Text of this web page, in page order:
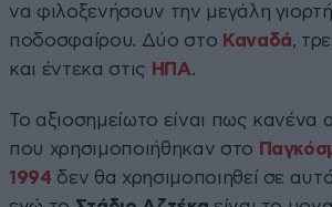
να φιλοξενήσουν την μεγάλη
ποδοσφαίρου. Δύο στο Καναδά,
και έντεκα στις ΗΠΑ.
Το αξιοσημείωτο είναι πως κανένα
που χρησιμοποιήθηκαν στο
1994 δεν θα χρησιμοποιηθεί σε